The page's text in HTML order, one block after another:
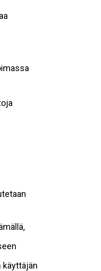
käyttäjän